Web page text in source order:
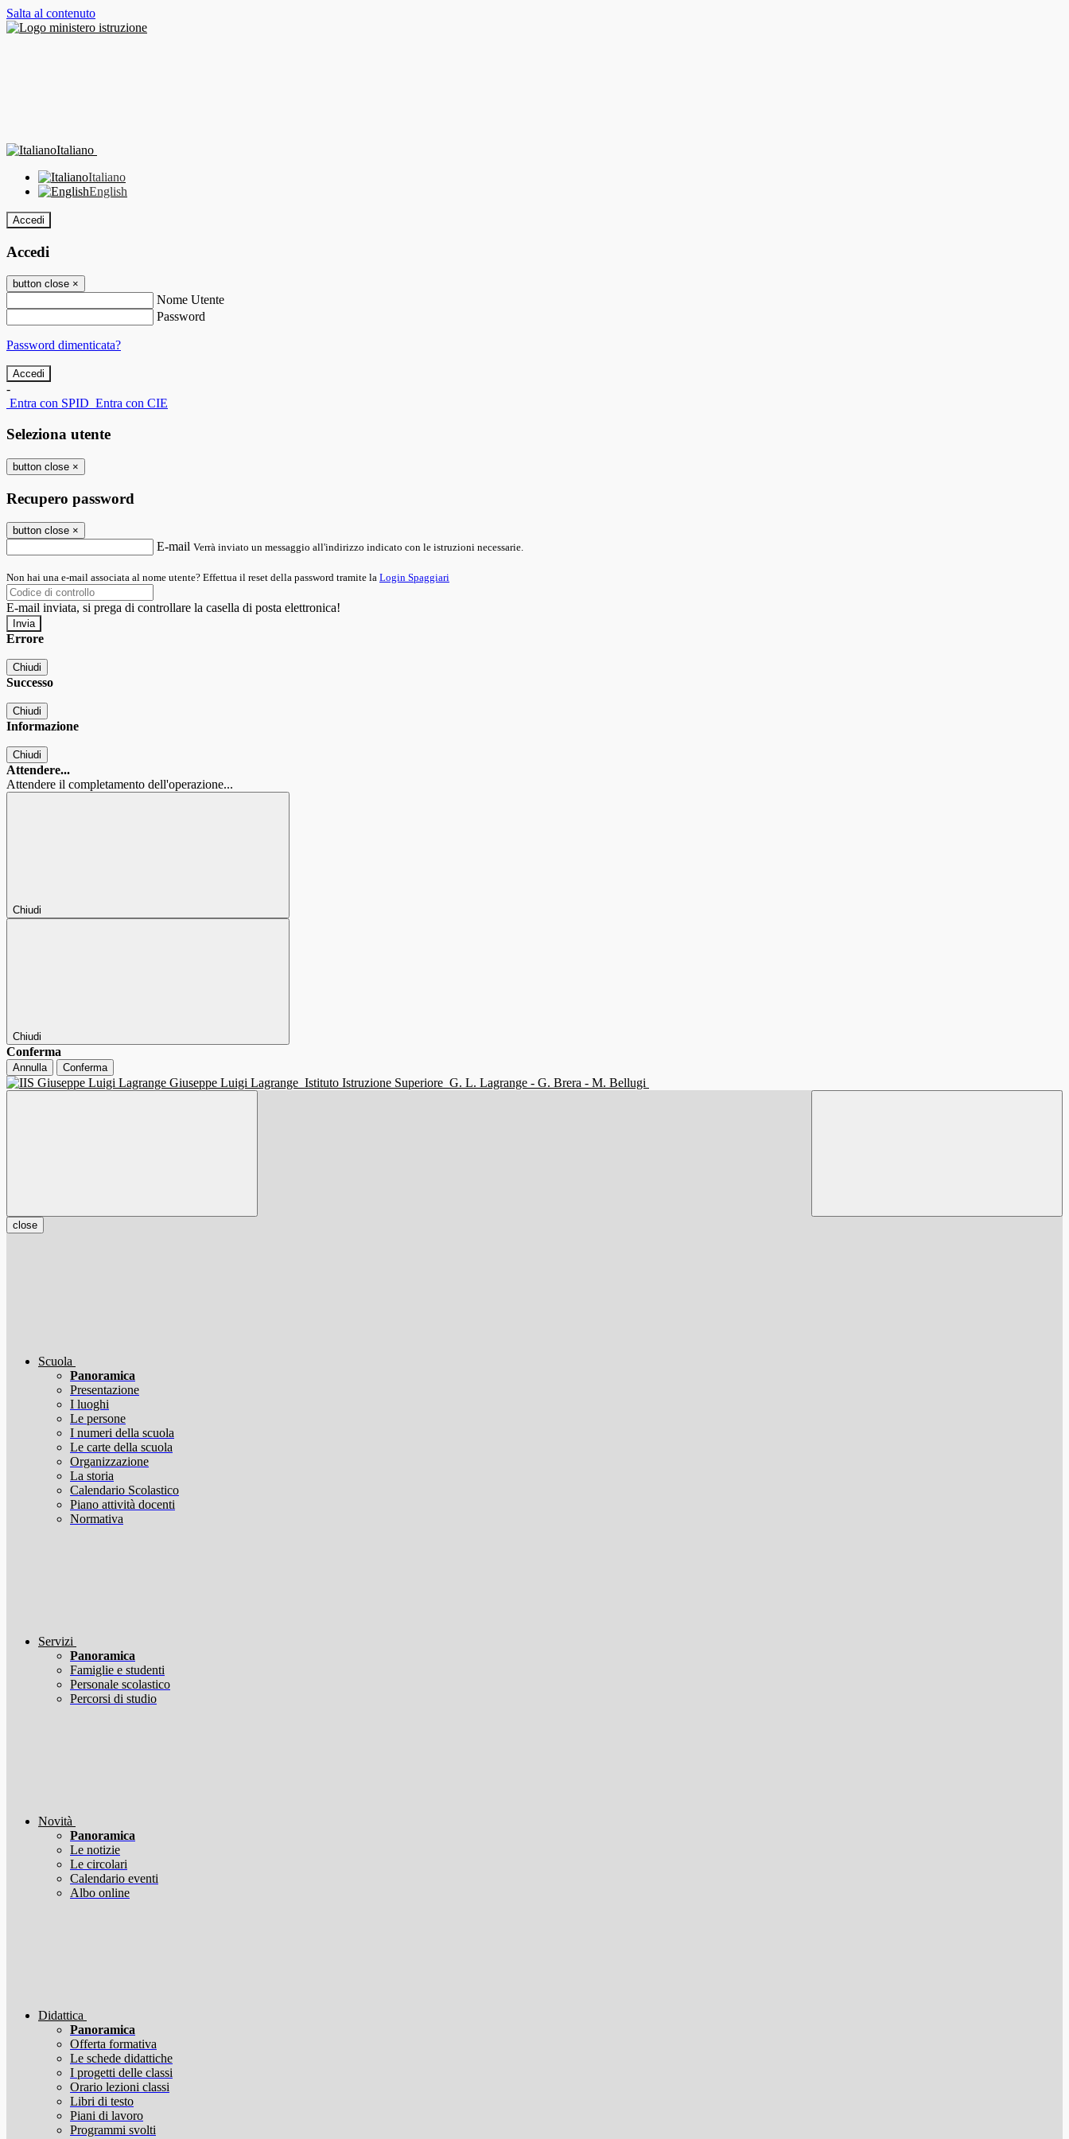
Salta al contenuto
Italiano
Italiano
English
Accedi
Accedi
button close ×
Nome Utente
Password
Password dimenticata?
-
Entra con SPID Entra con CIE
Seleziona utente
button close ×
Recupero password
button close ×
E-mail Verrà inviato un messaggio all'indirizzo indicato con le istruzioni necessarie.
Non hai una e-mail associata al nome utente? Effettua il reset della password tramite la Login Spaggiari
E-mail inviata, si prega di controllare la casella di posta elettronica!
Errore
Chiudi
Successo
Chiudi
Informazione
Chiudi
Attendere...
Attendere il completamento dell'operazione...
Chiudi
Chiudi
Conferma
Annulla Conferma
Giuseppe Luigi Lagrange Istituto Istruzione Superiore G. L. Lagrange - G. Brera - M. Bellugi
close
Scuola
Panoramica
Presentazione
I luoghi
Le persone
I numeri della scuola
Le carte della scuola
Organizzazione
La storia
Calendario Scolastico
Piano attività docenti
Normativa
Servizi
Panoramica
Famiglie e studenti
Personale scolastico
Percorsi di studio
Novità
Panoramica
Le notizie
Le circolari
Calendario eventi
Albo online
Didattica
Panoramica
Offerta formativa
Le schede didattiche
I progetti delle classi
Orario lezioni classi
Libri di testo
Piani di lavoro
Programmi svolti